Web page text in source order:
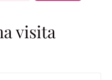
visita